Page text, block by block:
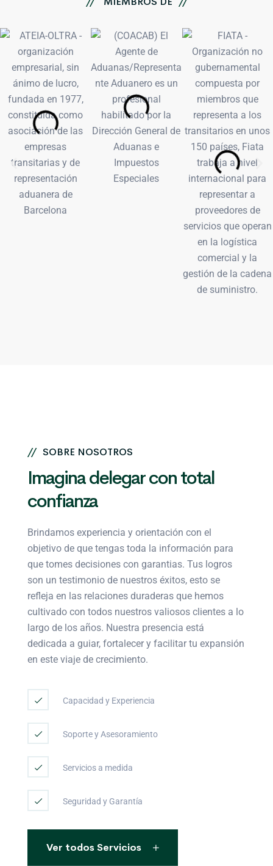
// SOBRE NOSOTROS
Imagina delegar contotal
confianza
Brindamos experiencia y orientación con el
objetivo de que tengas toda la información para
que tomes decisiones con garantias. Tus logros
son un testimonio de nuestros éxitos, esto se
refleja en las relaciones duraderas que hemos
cultivado con todos nuestros valiosos clientes a lo
largo de los años. Nuestra presencia está
dedicada a guiar, fortalecer y facilitar tu expansión
en este viaje de crecimiento.
Capacidad y Experiencia
Soporte y Asesoramiento
Servicios a medida
Seguridad y Garantía
Ver todos Servicios